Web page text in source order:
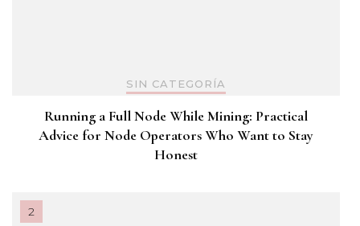
SIN CATEGORÍA
Running a Full Node While Mining: Practical
Advice for Node Operators Who Want to Stay
Honest